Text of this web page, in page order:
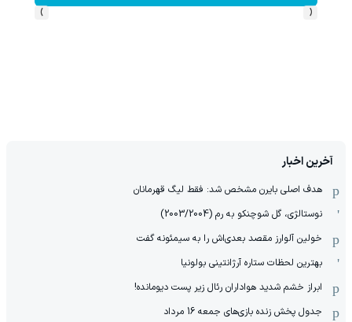
‹
›
آخرین اخبار
هدف اصلی بایرن مشخص شد: فقط لیگ قهرمانان
نوستالژی، گل شوچنکو به رم (2003/2004)
خولین آلوارز مقصد بعدی‌اش را به سیمئونه گفت
بهترین لحظات ستاره آرژانتینی بولونیا
ابراز خشم شدید هواداران رئال زیر پست دیومانده!
جدول پخش زنده بازی‌های جمعه 16 مرداد